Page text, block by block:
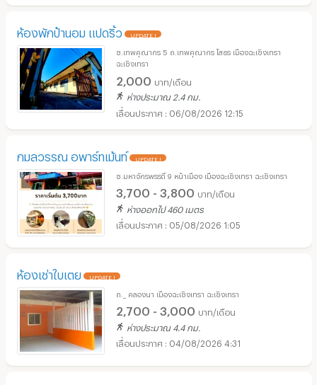
ห้องพักป้านอม แปดริ้ว UPDATE !
ซ.เทพคุณากร 5 ถ.เทพคุณากร โสธร เมืองฉะเชิงเทรา
ฉะเชิงเทรา
2,000 บาท/เดือน
ห่างประมาณ 2.4 กม.
06/08/2026 12:15
กมลวรรณ อพาร์ทเม้นท์ UPDATE !
ซ.มหาจักรพรรดิ์ 9 หน้าเมือง เมืองฉะเชิงเทรา ฉะเชิงเทรา
3,700 - 3,800 บาท/เดือน
ห่างออกไป 460 เมตร
05/08/2026 1:05
ห้องเช่าใบเตย UPDATE !
ถ._ คลองนา เมืองฉะเชิงเทรา ฉะเชิงเทรา
2,700 - 3,000 บาท/เดือน
ห่างประมาณ 4.4 กม.
04/08/2026 4:31